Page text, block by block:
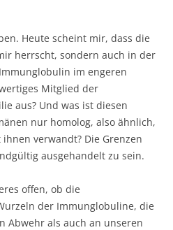
Heute scheint mir, dass die
herrscht, sondern auch in der
im engeren
Mitglied der
aus? Und was ist diesen
nur homolog, also ähnlich,
verwandt? Die Grenzen
ausgehandelt zu sein.
offen, ob die
der Immunglobuline, die
Abwehr als auch an unseren